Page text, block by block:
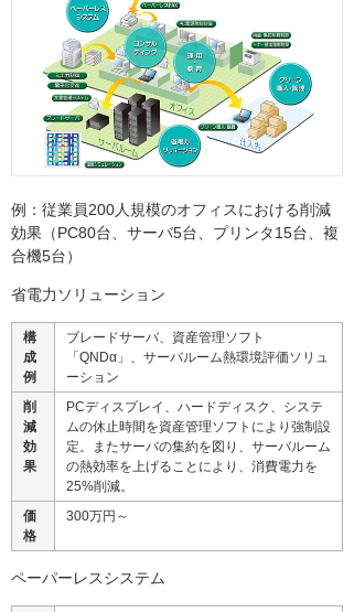
例：従業員200人規模のオフィスにおける削減
効果（PC80台、サーバ5台、プリンタ15台、複
合機5台）
省電力ソリューション
構
成
例
ブレードサーバ、資産管理ソフト
「QNDα」、サーバルーム熱環境評価ソリュ
ーション
削
減
効
果
PCディスプレイ、ハードディスク、システ
ムの休止時間を資産管理ソフトにより強制設
定。またサーバの集約を図り、サーバルーム
の熱効率を上げることにより、消費電力を
25%削減。
価
格
300万円～
ペーパーレスシステム